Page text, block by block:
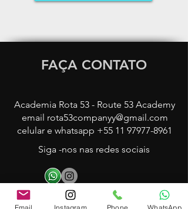
FAÇA CONTATO
Academia Rota 53 - Route 53 Academy
email rota53companyy@gmail.com
celular e whatsapp +55 11 97977-8961
Siga -nos nas redes sociais
Assessoria de Imprensa:
Email Instagram Phone WhatsApp